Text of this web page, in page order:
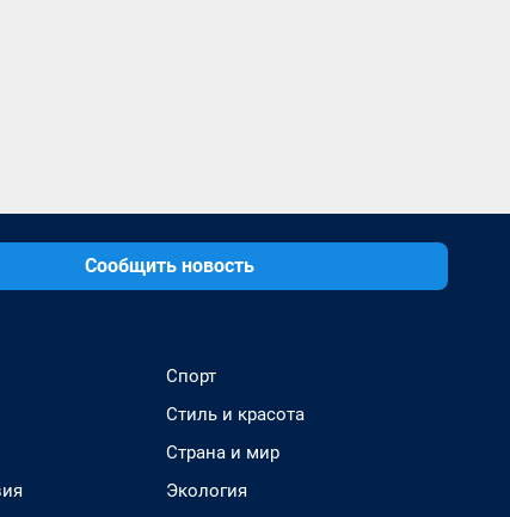
Сообщить новость
Спорт
Стиль и красота
Страна и мир
Экология